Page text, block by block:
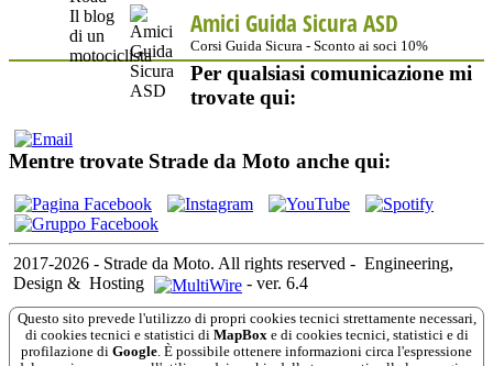
Amici Guida Sicura ASD
Corsi Guida Sicura - Sconto ai soci 10%
Per qualsiasi comunicazione mi
trovate qui:
Mentre trovate Strade da Moto anche qui:
2017-2026 - Strade da Moto. All rights reserved - Engineering,
Design & Hosting - ver. 6.4
Questo sito prevede l'utilizzo di propri cookies tecnici strettamente necessari,
di cookies tecnici e statistici di MapBox e di cookies tecnici, statistici e di
profilazione di Google . È possibile ottenere informazioni circa l'espressione